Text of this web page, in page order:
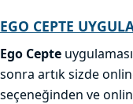
EGO CEPTE
Ego Cepte
sonra artık sizde
seçeneğinden ve